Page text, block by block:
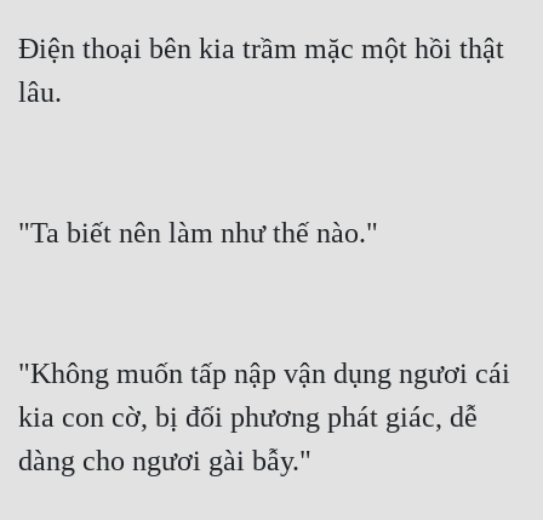
Điện thoại bên kia trầm mặc một hồi thật
lâu.
"Ta biết nên làm như thế nào."
"Không muốn tấp nập vận dụng ngươi cái
kia con cờ, bị đối phương phát giác, dễ
dàng cho ngươi gài bẫy."